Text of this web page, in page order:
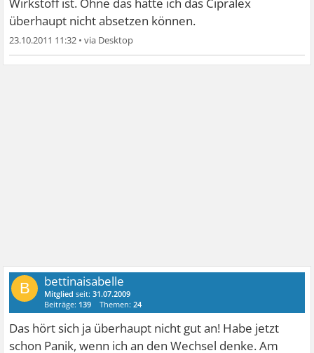
überhaupt nicht absetzen können.
23.10.2011 11:32 •
B bettinaisabelle
Mitglied seit:31.07.2009
Beiträge: 139 Themen:24
Das hört sich ja überhaupt nicht gut an! Habe jetzt
schon Panik, wenn ich an den Wechsel denke. Am